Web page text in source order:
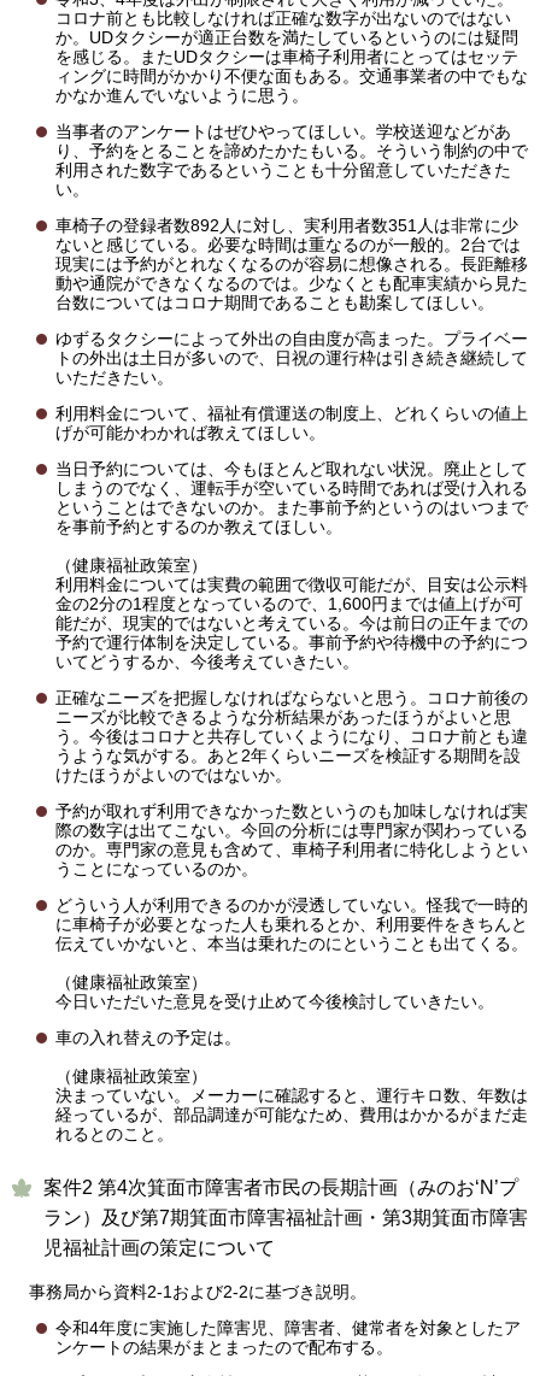
コロナ前とも比較しなければ正確な数字が出ないのではない
か。UDタクシーが適正台数を満たしているというのには疑問
を感じる。またUDタクシーは車椅子利用者にとってはセッテ
ィングに時間がかかり不便な面もある。交通事業者の中でもな
かなか進んでいないように思う。
当事者のアンケートはぜひやってほしい。学校送迎などがあ
り、予約をとることを諦めたかたもいる。そういう制約の中で
利用された数字であるということも十分留意していただきた
い。
車椅子の登録者数892人に対し、実利用者数351人は非常に少
ないと感じている。必要な時間は重なるのが一般的。2台では
現実には予約がとれなくなるのが容易に想像される。長距離移
動や通院ができなくなるのでは。少なくとも配車実績から見た
台数についてはコロナ期間であることも勘案してほしい。
ゆずるタクシーによって外出の自由度が高まった。プライベー
トの外出は土日が多いので、日祝の運行枠は引き続き継続して
いただきたい。
利用料金について、福祉有償運送の制度上、どれくらいの値上
げが可能かわかれば教えてほしい。
当日予約については、今もほとんど取れない状況。廃止として
しまうのでなく、運転手が空いている時間であれば受け入れる
ということはできないのか。また事前予約というのはいつまで
を事前予約とするのか教えてほしい。
（健康福祉政策室）
利用料金については実費の範囲で徴収可能だが、目安は公示料
金の2分の1程度となっているので、1,600円までは値上げが可
能だが、現実的ではないと考えている。今は前日の正午までの
予約で運行体制を決定している。事前予約や待機中の予約につ
いてどうするか、今後考えていきたい。
正確なニーズを把握しなければならないと思う。コロナ前後の
ニーズが比較できるような分析結果があったほうがよいと思
う。今後はコロナと共存していくようになり、コロナ前とも違
うような気がする。あと2年くらいニーズを検証する期間を設
けたほうがよいのではないか。
予約が取れず利用できなかった数というのも加味しなければ実
際の数字は出てこない。今回の分析には専門家が関わっている
のか。専門家の意見も含めて、車椅子利用者に特化しようとい
うことになっているのか。
どういう人が利用できるのかが浸透していない。怪我で一時的
に車椅子が必要となった人も乗れるとか、利用要件をきちんと
伝えていかないと、本当は乗れたのにということも出てくる。
（健康福祉政策室）
今日いただいた意見を受け止めて今後検討していきたい。
車の入れ替えの予定は。
（健康福祉政策室）
決まっていない。メーカーに確認すると、運行キロ数、年数は
経っているが、部品調達が可能なため、費用はかかるがまだ走
れるとのこと。
案件2 第4次箕面市障害者市民の長期計画（みのお‘N’プ
ラン）及び第7期箕面市障害福祉計画・第3期箕面市障害
児福祉計画の策定について
事務局から資料2-1および2-2に基づき説明。
令和4年度に実施した障害児、障害者、健常者を対象としたア
ンケートの結果がまとまったので配布する。